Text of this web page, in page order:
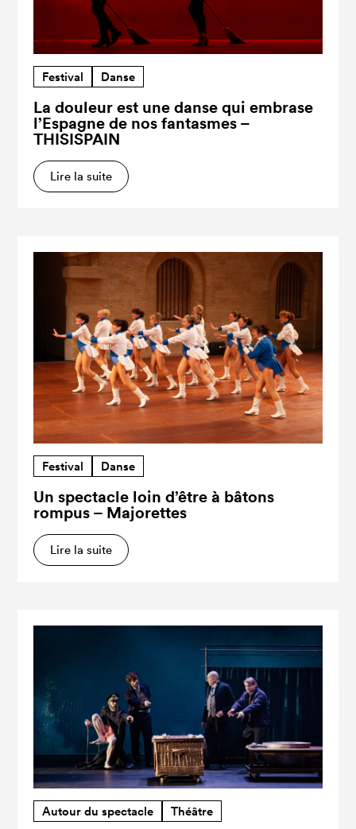
Festival Danse
La douleur est une danse qui embrase
l’Espagne de nos fantasmes –
THISISPAIN
Lire la suite
Festival Danse
Un spectacle loin d’être à bâtons
rompus – Majorettes
Lire la suite
Autour du spectacle Théâtre